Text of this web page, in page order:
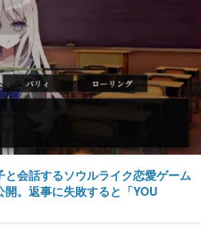
と会話するソウルライク恋愛ゲーム
開。返事に失敗すると「YOU